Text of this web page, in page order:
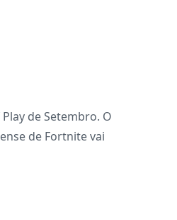
de Setembro. O
de Fortnite vai